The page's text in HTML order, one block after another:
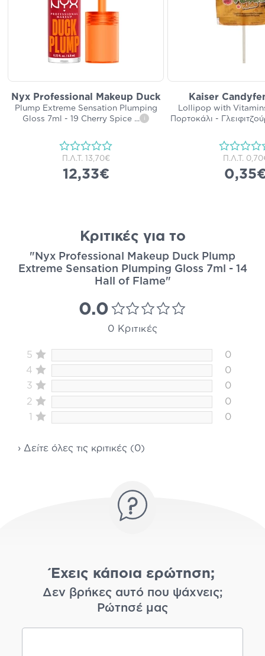
Nyx Professional Makeup Duck
Plump Extreme Sensation Plumping
Gloss 7ml - 19 Cherry Spice ... i
Π.Λ.Τ. 13,70€
12,33€
Kaiser
Lollipop with
Πορτοκάλι -
Π.Λ.Τ.
Κριτικές για το
"Nyx Professional Makeup Duck Plump
Extreme Sensation Plumping Gloss 7ml - 14
Hall of Flame"
0.0
0 Κριτικές
5
0
4
0
3
0
2
0
1
0
› Δείτε όλες τις κριτικές (0)
Έχεις κάποια ερώτηση;
Δεν βρήκες αυτό που ψάχνεις;
Ρώτησέ μας